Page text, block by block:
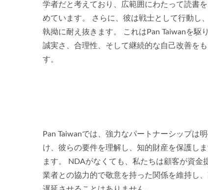
学者だと考えており、広範囲にわたって読書
めています。 さらに、彼は戦士として行動し
執拗に耐え抜きます。 これはPan Taiwanを駆
誠実さ、合理性、そして継続的な自己改善を
す。
Pan Taiwanでは、強力なパートナーシップは
け、彼らの要件を理解し、知的財産を保護し
ます。 NDAがなくても、私たちは顧客が資
業者との協力的で敬意を持った関係を維持し